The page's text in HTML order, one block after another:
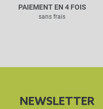
PAIEMENT EN 4 FOIS
sans frais
NEWSLETTER